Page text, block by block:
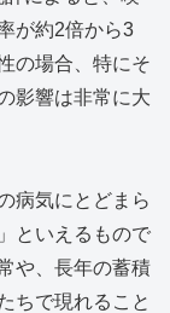
が約2倍から3
の場合、特にそ
影響は非常に大
病気にとどまら
といえるもので
や、長年の蓄積
ちで現れること